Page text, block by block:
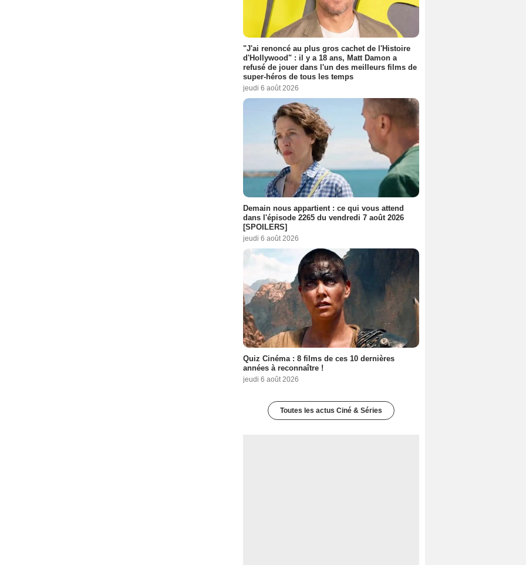
"J'ai renoncé au plus gros cachet de l'Histoire
d'Hollywood" : il y a 18 ans, Matt Damon a
refusé de jouer dans l'un des meilleurs films de
super-héros de tous les temps
jeudi 6 août 2026
Demain nous appartient : ce qui vous attend
dans l'épisode 2265 du vendredi 7 août 2026
[SPOILERS]
jeudi 6 août 2026
Quiz Cinéma : 8 films de ces 10 dernières
années à reconnaître !
jeudi 6 août 2026
Toutes les actus Ciné & Séries